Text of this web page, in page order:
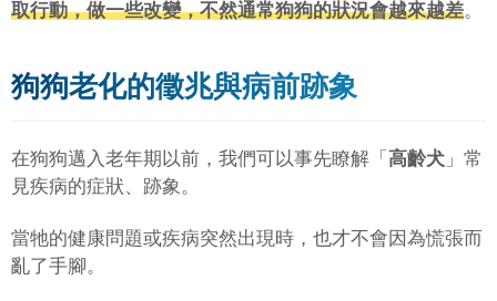
取行動，做一些改變，不然通常狗狗的狀況會越來越差。
狗狗老化的徵兆與病前跡象
在狗狗邁入老年期以前，我們可以事先瞭解「 高齡犬 」常
見疾病的症狀、跡象。
當牠的健康問題或疾病突然出現時，也才不會因為慌張而
亂了手腳。